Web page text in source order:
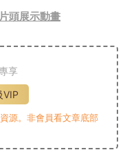
頭展示動畫
享
VIP
源。非會員看文章底部